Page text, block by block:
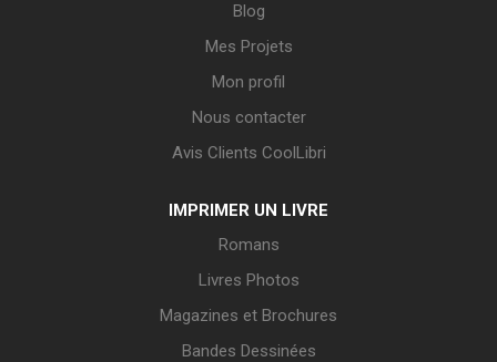
Blog
Mes Projets
Mon profil
Nous contacter
Avis Clients CoolLibri
IMPRIMER UN LIVRE
Romans
Livres Photos
Magazines et Brochures
Bandes Dessinées